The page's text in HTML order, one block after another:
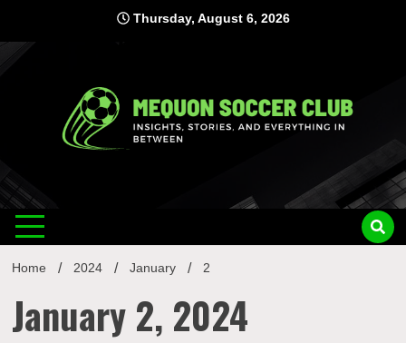
content
Thursday, August 6, 2026
Mequon
Soccer Club
Home 2024 January 2
January 2, 2024